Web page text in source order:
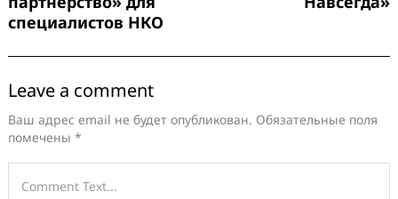
специалистов НКО
Leave a comment
Ваш адрес email не будет опубликован. Обязательные поля
помечены *